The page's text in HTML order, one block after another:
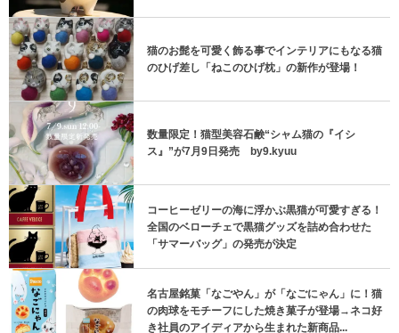
猫のお髭を可愛く飾る事でインテリアにもなる猫
のひげ差し「ねこのひげ枕」の新作が登場！
数量限定！猫型美容石鹸“シャム猫の『イシ
ス』”が7月9日発売 by9.kyuu
コーヒーゼリーの海に浮かぶ黒猫が可愛すぎる！
全国のベローチェで黒猫グッズを詰め合わせた
「サマーバッグ」の発売が決定
名古屋銘菓「なごやん」が「なごにゃん」に！猫
の肉球をモチーフにした焼き菓子が登場→ネコ好
き社員のアイディアから生まれた新商品...